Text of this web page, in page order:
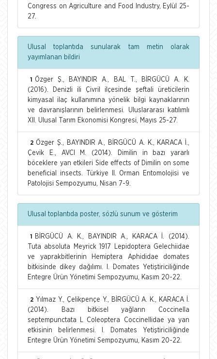
Congress on Agriculture and Food Industry, Eylül 25-
27.
Ulusal toplantıda sunularak tam metin olarak
yayımlanan bildiri
1
Özger Ş., BAYINDIR A., BAL T., BİRGÜCÜ A. K.
(2016). Denizli ili Çivril ilçesinde şeftali üreticilerin
kimyasal ilaç kullanımına yönelik bilgi kaynaklarının
ve davranışlarının belirlenmesi. Uluslararası katılımlı
XII. Ulusal Tarım Ekonomisi Kongresi, Mayıs 25-27.
2 Özger Ş., BAYINDIR A., BİRGÜCÜ A. K., KARACA İ.,
Çevik E., AVCI M. (2014). Dimilin in bazı yararlı
böceklere yan etkileri Side effects of Dimilin on some
beneficial insects. Türkiye II. Orman Entomolojisi ve
Patolojisi Sempozyumu, Nisan 7-9.
Ulusal toplantıda poster, sözlü sunum ve gösterim
1
BİRGÜCÜ A. K., BAYINDIR A., KARACA İ. (2014).
Tuta absoluta Meyrick 1917 Lepidoptera Gelechiidae
ve yaprakbitlerinin Hemiptera Aphididae domates
bitkisinde dikey dağılımı. I. Domates Yetiştiriciliğinde
Entegre Ürün Yönetimi Sempozyumu, Kasım 20-22.
2 Yılmaz Y., Çelikpençe Y., BİRGÜCÜ A. K., KARACA İ.
(2014). Bazı bitkisel yağların Coccinella
septempunctata L Coleoptera Coccinellidae ya yan
etkisinin belirlenmesi. I. Domates Yetiştiriciliğinde
Entegre Ürün Yönetimi Sempozyumu, Kasım 20-22.